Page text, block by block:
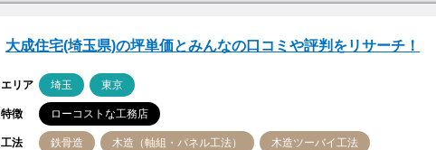
大成住宅(埼玉県)の坪単価とみんなの口コミや評判をリサーチ！
エリア 埼玉 東京
特徴 ローコストな工務店
工法 鉄骨造 木造（軸組・パネル工法） 木造ツーバイ工法